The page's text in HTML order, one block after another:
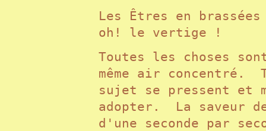
Les Êtres en
oh! le vertige !
Toutes les choses
même air concentré.
sujet se pressent et
adopter. La saveur
d'une seconde par